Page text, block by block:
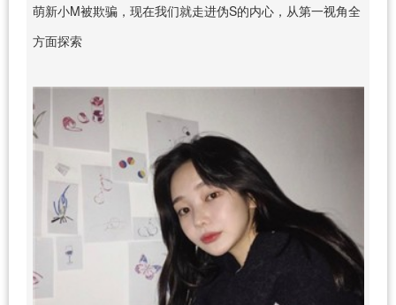
萌新小M被欺骗，现在我们就走进伪S的内心，从第一视角全
方面探索